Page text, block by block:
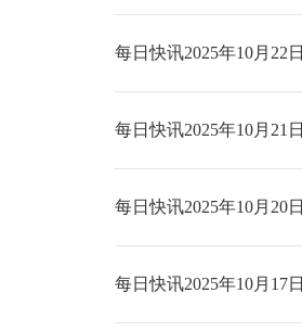
每日快讯2025年10月22日
每日快讯2025年10月21日
每日快讯2025年10月20日
每日快讯2025年10月17日